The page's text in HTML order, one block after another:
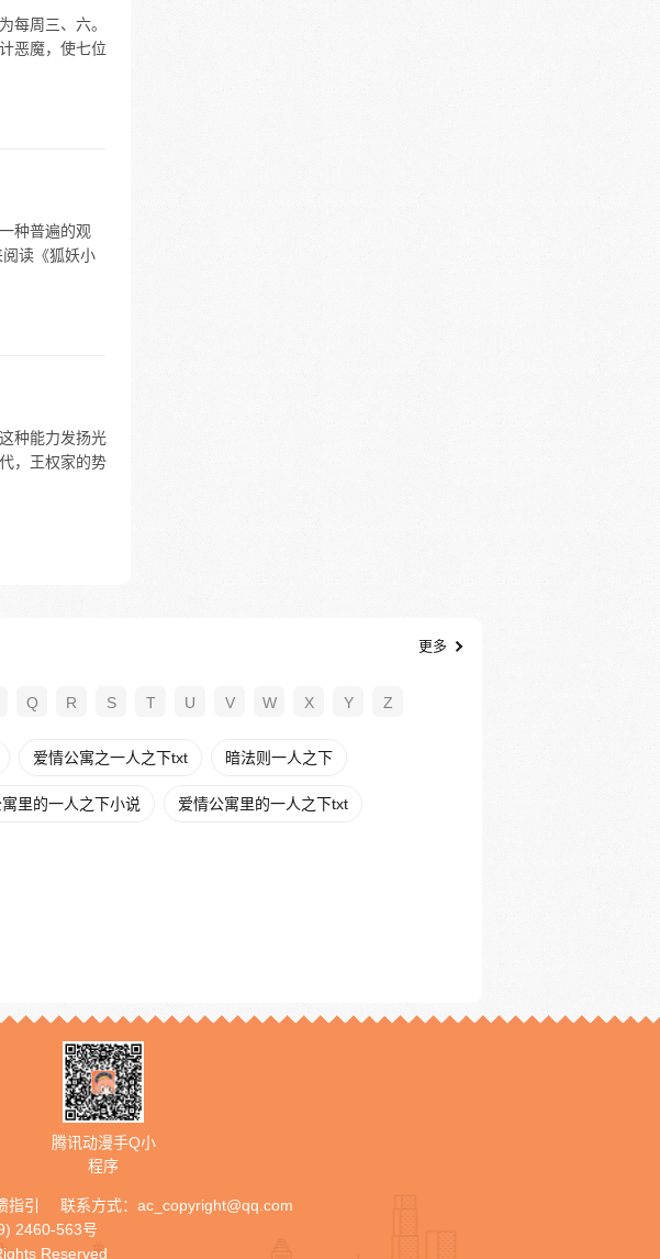
每周三、六。
恶魔，使七位
种普遍的观
读《狐妖小
种能力发扬光
，王权家的势
更多
Q R S T U V W X Y Z
爱情公寓之一人之下txt 暗法则一人之下
里的一人之下小说 爱情公寓里的一人之下txt
腾讯动漫手Q小
程序
指引 联系方式： ac_copyright@qq.com
2460-563号
Reserved